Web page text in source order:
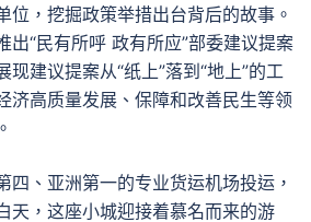
位，挖掘政策举措出台背后的故事。
出“民有所呼 政有所应”部委建议提案
现建议提案从“纸上”落到“地上”的工
济高质量发展、保障和改善民生等领
四、亚洲第一的专业货运机场投运，
天，这座小城迎接着慕名而来的游